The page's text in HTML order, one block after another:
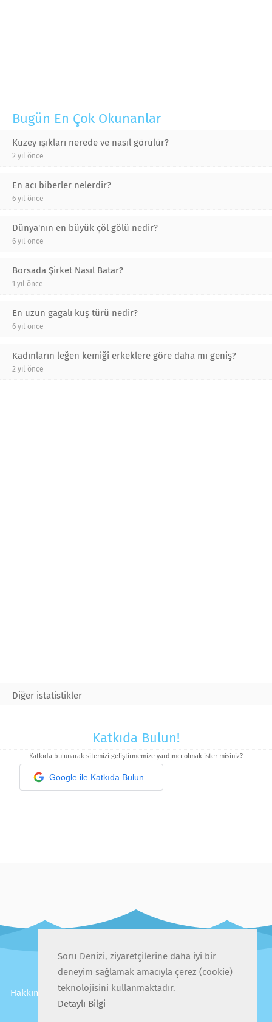
Bugün En Çok Okunanlar
Kuzey ışıkları nerede ve nasıl görülür?
2 yıl önce
En acı biberler nelerdir?
6 yıl önce
Dünya'nın en büyük çöl gölü nedir?
6 yıl önce
Borsada Şirket Nasıl Batar?
1 yıl önce
En uzun gagalı kuş türü nedir?
6 yıl önce
Kadınların leğen kemiği erkeklere göre daha mı geniş?
2 yıl önce
Diğer istatistikler
Katkıda Bulun!
Katkıda bulunarak sitemizi geliştirmemize yardımcı olmak ister misiniz?
Google ile Katkıda Bulun
Hakkımızda İletişim Gizlilik Politikası
Kullanıcı Sözleşmesi
Sıkça Sorulan Sorular
Soru Denizi, ziyaretçilerine daha iyi bir
deneyim sağlamak amacıyla çerez (cookie)
teknolojisini kullanmaktadır.
Detaylı Bilgi